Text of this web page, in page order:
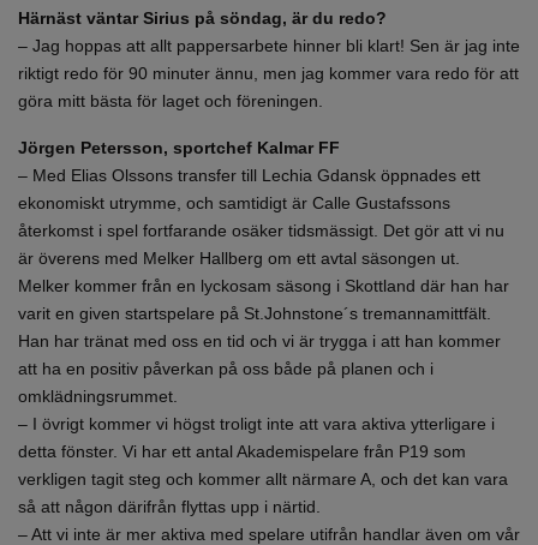
Härnäst väntar Sirius på söndag, är du redo?
– Jag hoppas att allt pappersarbete hinner bli klart! Sen är jag inte
riktigt redo för 90 minuter ännu, men jag kommer vara redo för att
göra mitt bästa för laget och föreningen.
Jörgen Petersson, sportchef Kalmar FF
– Med Elias Olssons transfer till Lechia Gdansk öppnades ett
ekonomiskt utrymme, och samtidigt är Calle Gustafssons
återkomst i spel fortfarande osäker tidsmässigt. Det gör att vi nu
är överens med Melker Hallberg om ett avtal säsongen ut.
Melker kommer från en lyckosam säsong i Skottland där han har
varit en given startspelare på St.Johnstone´s tremannamittfält.
Han har tränat med oss en tid och vi är trygga i att han kommer
att ha en positiv påverkan på oss både på planen och i
omklädningsrummet.
– I övrigt kommer vi högst troligt inte att vara aktiva ytterligare i
detta fönster. Vi har ett antal Akademispelare från P19 som
verkligen tagit steg och kommer allt närmare A, och det kan vara
så att någon därifrån flyttas upp i närtid.
– Att vi inte är mer aktiva med spelare utifrån handlar även om vår